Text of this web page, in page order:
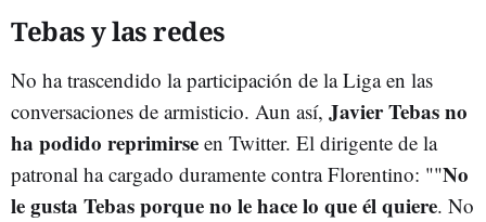
Tebas y las redes
No ha trascendido la participación de la Liga en las
conversaciones de armisticio. Aun así, Javier Tebas no
ha podido reprimirse en Twitter. El dirigente de la
patronal ha cargado duramente contra Florentino: ""No
le gusta Tebas porque no le hace lo que él quiere. No